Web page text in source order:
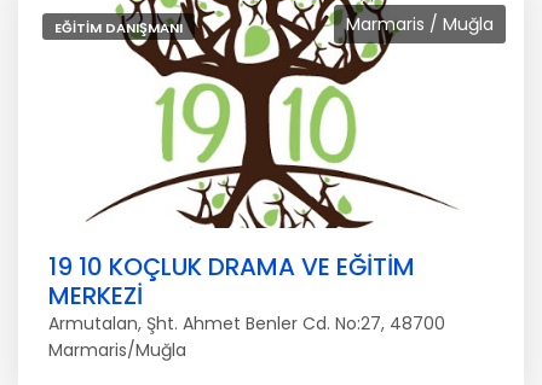
Marmaris / Muğla
EĞITIM DANIŞMANI
19 10 KOÇLUK DRAMA VE EĞİTİM
MERKEZİ
Armutalan, Şht. Ahmet Benler Cd. No:27, 48700
Marmaris/Muğla